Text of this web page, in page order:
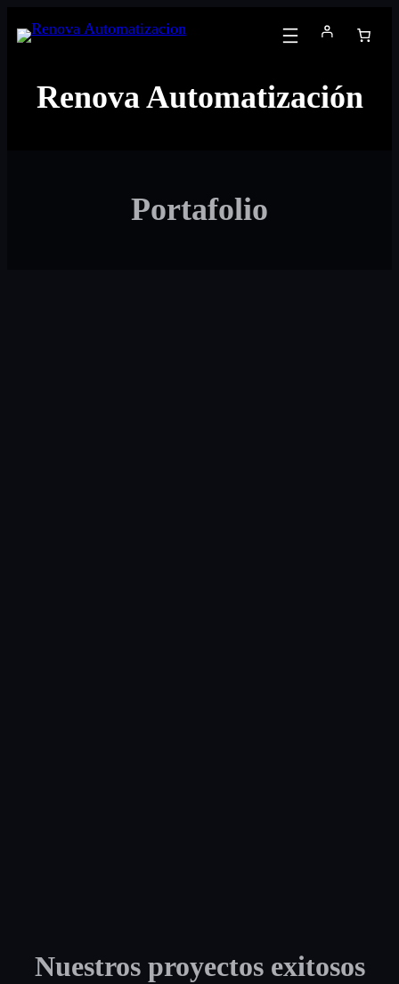
Saltar
al
Renova Automatización
Portafolio
Nuestros proyectos exitosos